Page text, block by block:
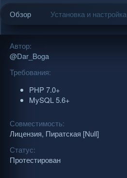
р
с
Обзор Установка и настройка
Автор
@Dar_Boga
Требования
PHP 7.0+
MySQL 5.6+
Совместимость
Лицензия Пиратская [Null]
Статус
Протестирован